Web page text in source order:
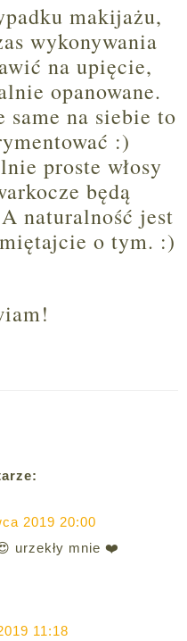
makijażu,
wykonywania
na upięcie,
opanowane.
same na siebie to
:)
proste włosy
będą
naturalność jest
o tym. :)
2019 20:00
urzekły mnie ❤️
11:18